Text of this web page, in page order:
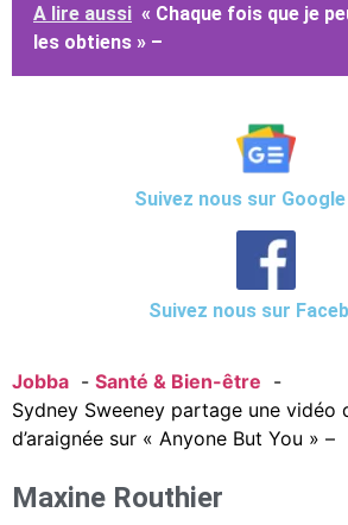
A lire aussi « Chaque fois que je
les obtiens » –
Suivez nous sur
Suivez nous sur
Jobba
Santé & Bien-être
Sydney Sweeney partage une vidéo
d’araignée sur « Anyone But You » –
Maxine Routhier